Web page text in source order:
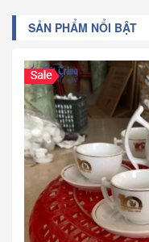
SẢN PHẨM NỔI BẬT